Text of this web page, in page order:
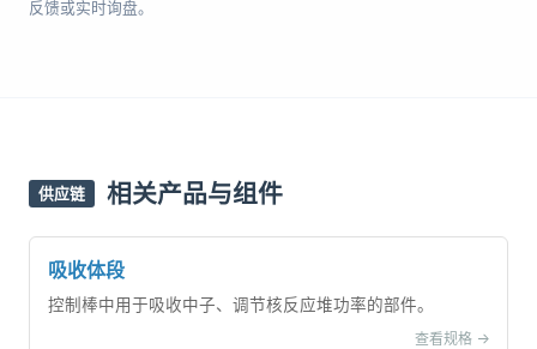
反馈或实时询盘。
供应链 相关产品与组件
吸收体段
控制棒中用于吸收中子、调节核反应堆功率的部件。
查看规格 ->